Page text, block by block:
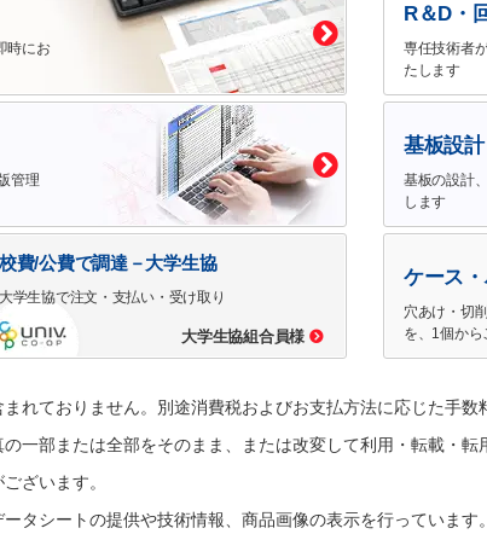
時にお
管理
校費/公費で調達－大学生協
大学生協で注文・支払い・受け取り
大学生協組合員様
R＆D・
専任技術者
たします
基板設
基板の設計
します
ケース
穴あけ・切
を、1個か
れておりません。別途消費税およびお支払方法に応じた手数
一部または全部をそのまま、または改変して利用・転載・転
ざいます。
タシートの提供や技術情報、商品画像の表示を行っています。